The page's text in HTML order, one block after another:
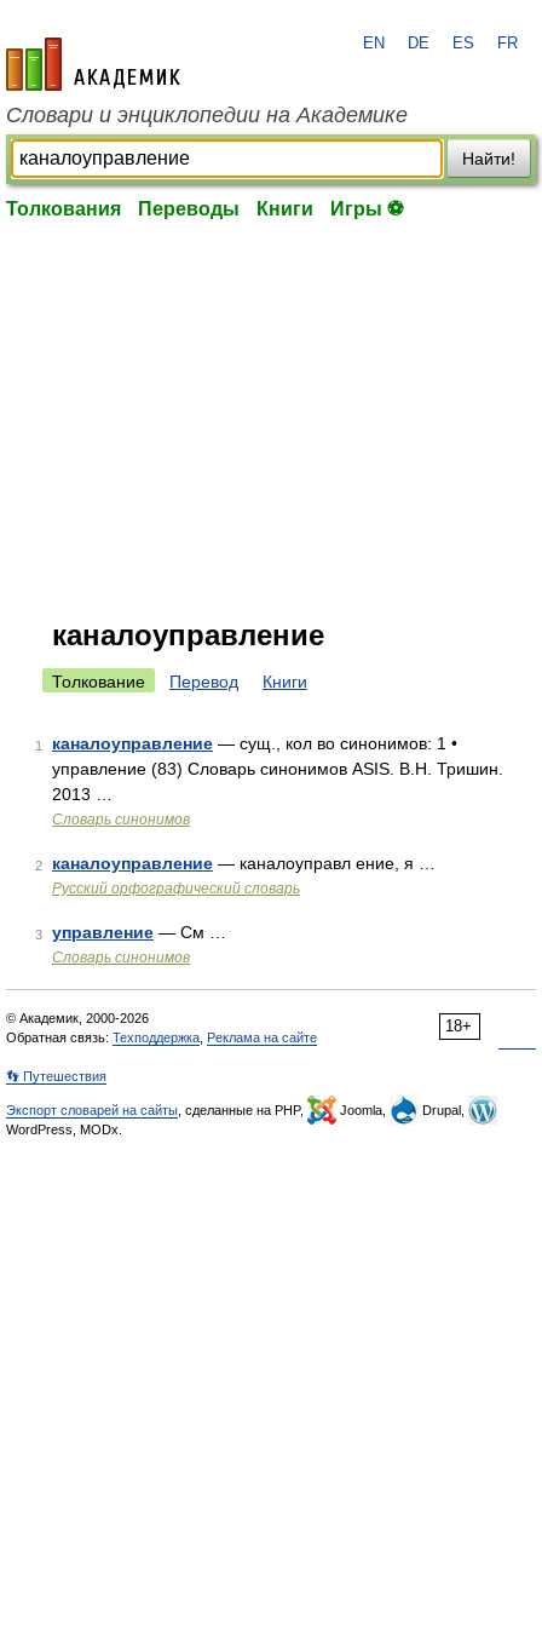
academic.ru
EN DE ES FR
Словари и энциклопедии на Академике
Найти!
Толкования Переводы Книги Игры ⚽
каналоуправление
Толкование Перевод Книги
1 каналоуправление — сущ., кол во синонимов: 1 •
управление (83) Словарь синонимов ASIS. В.Н. Тришин.
2013 …
Словарь синонимов
2 каналоуправление — каналоуправл ение, я …
Русский орфографический словарь
3 управление — См …
Словарь синонимов
18+
© Академик, 2000-2026
Обратная связь: Техподдержка Реклама на сайте
👣 Путешествия
Экспорт словарей на сайты , сделанные на PHP, Joomla,
Drupal,
WordPress, MODx.